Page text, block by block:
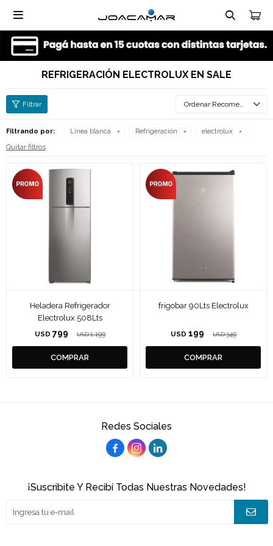

REFRIGERACIÓN ELECTROLUX EN SALE
Recomendados
Filtrando por: Línea blanca Refrigeración electrolux
Quitar filtros
Heladera Refrigerador
Electrolux 508Lts
USD 799 USD 1.199
frigobar 90Lts Electrolux
USD 199 USD 349
Redes Sociales
  
¡Suscribite Y Recibí Todas Nuestras Novedades!